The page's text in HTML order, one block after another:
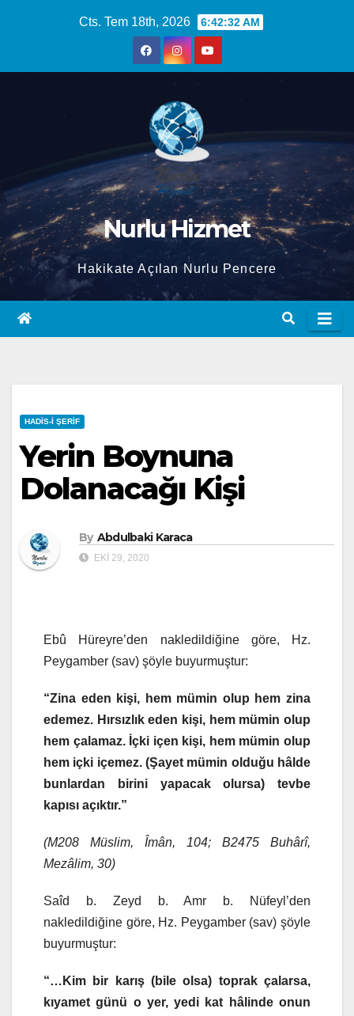
Cts. Tem 18th, 2026 6:42:33 AM
Nurlu Hizmet
Hakikate Açılan Nurlu Pencere
HADIS-I ŞERIF
Yerin Boynuna
Dolanacağı Kişi
By Abdulbaki Karaca
EKI 29, 2020
Ebû Hüreyre’den nakledildiğine göre, Hz.
Peygamber (sav) şöyle buyurmuştur:
“Zina eden kişi, hem mümin olup hem zina
edemez. Hırsızlık eden kişi, hem mümin olup
hem çalamaz. İçki içen kişi, hem mümin olup
hem içki içemez. (Şayet mümin olduğu hâlde
bunlardan birini yapacak olursa) tevbe
kapısı açıktır.”
(M208 Müslim, Îmân, 104; B2475 Buhârî,
Mezâlim, 30)
Saîd b. Zeyd b. Amr b. Nüfeyl’den
nakledildiğine göre, Hz. Peygamber (sav) şöyle
buyurmuştur:
“…Kim bir karış (bile olsa) toprak çalarsa,
kıyamet günü o yer, yedi kat hâlinde onun